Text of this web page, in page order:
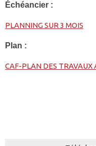
Échéancier :
PLANNING SUR 3 MOIS
Plan :
CAF-PLAN DES TRAVAUX